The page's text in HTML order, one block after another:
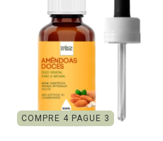
COMPRE 4 PAGUE 3